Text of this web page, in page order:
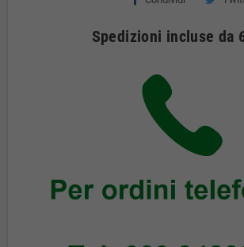
Spedizioni incluse da